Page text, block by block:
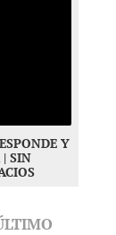
Y
| SIN